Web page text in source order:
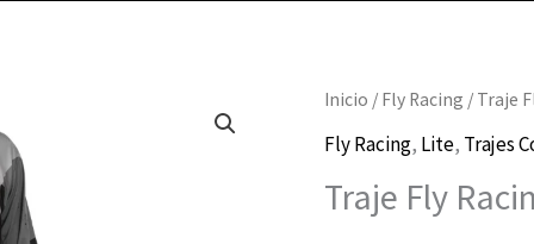
Inicio / Fly Racing / Traje
Fly Racing, Lite, Trajes
Traje Fly
Traje
Fly
Lite